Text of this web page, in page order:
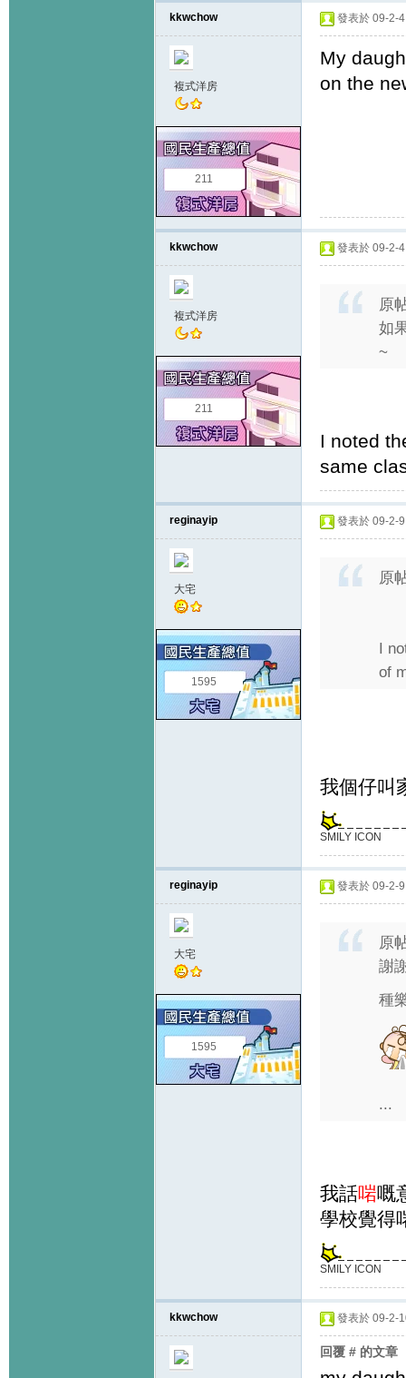
kkwchow
複式洋房
211
發表於 09-2-
My
on the
kkwchow
複式洋房
211
發表於 09-2-
原
如
~
I noted
same
reginayip
大宅
1595
發表於 09-2-
原
I
of
我個仔叫
SMILY ICON
reginayip
大宅
1595
發表於 09-2-
原
謝
種
...
我話啱嘅
學校覺得
SMILY ICON
kkwchow 發表於 09-2-
回覆 # 的文章